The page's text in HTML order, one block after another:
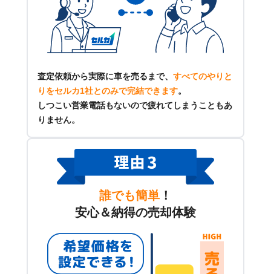
査定依頼から実際に車を売るまで、 すべてのやりと
りをセルカ1社とのみで完結できます。
しつこい営業電話もないので疲れてしまうこともあ
りません。
誰でも簡単 ！
安心＆納得の売却体験